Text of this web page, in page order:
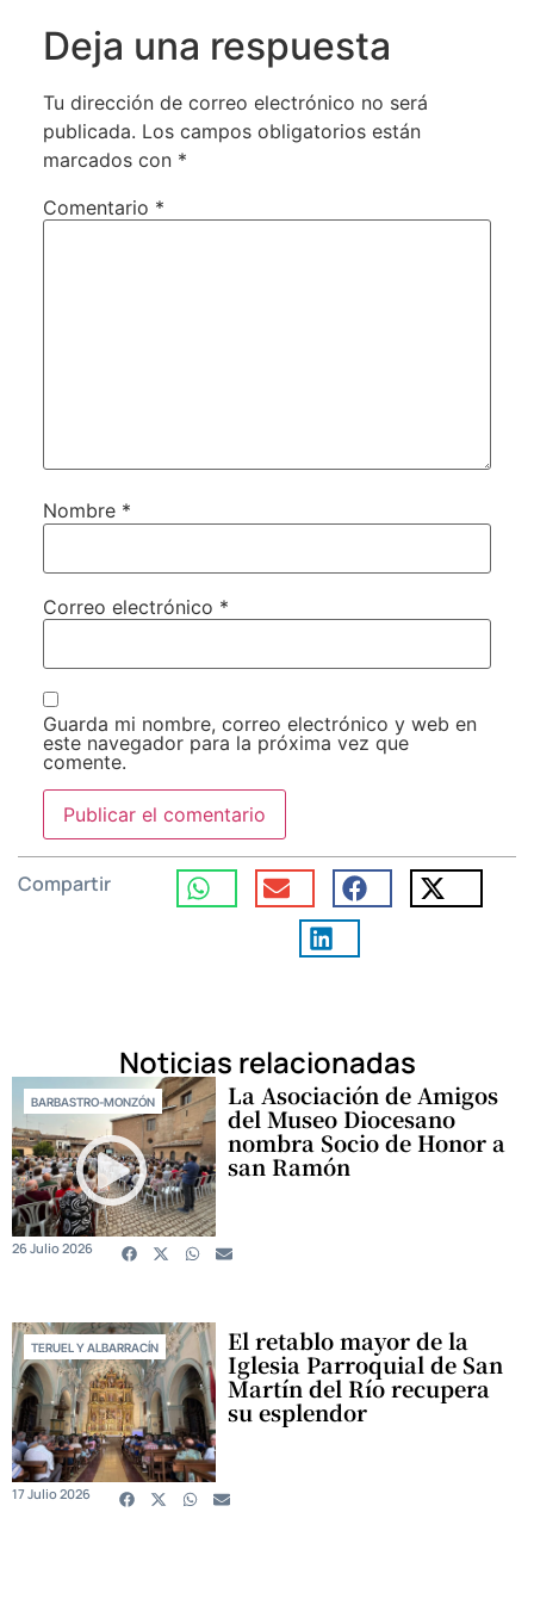
Deja una respuesta
Tu dirección de correo electrónico no será
publicada. Los campos obligatorios están
marcados con *
Comentario *
Nombre *
Correo electrónico *
Guarda mi nombre, correo electrónico y web en
este navegador para la próxima vez que
comente.
Compartir
Noticias relacionadas
BARBASTRO-MONZÓN La Asociación de Amigos
del Museo Diocesano
nombra Socio de Honor a
san Ramón
26 Julio 2026
TERUEL Y ALBARRACÍN El retablo mayor de la
Iglesia Parroquial de San
Martín del Río recupera
su esplendor
17 Julio 2026